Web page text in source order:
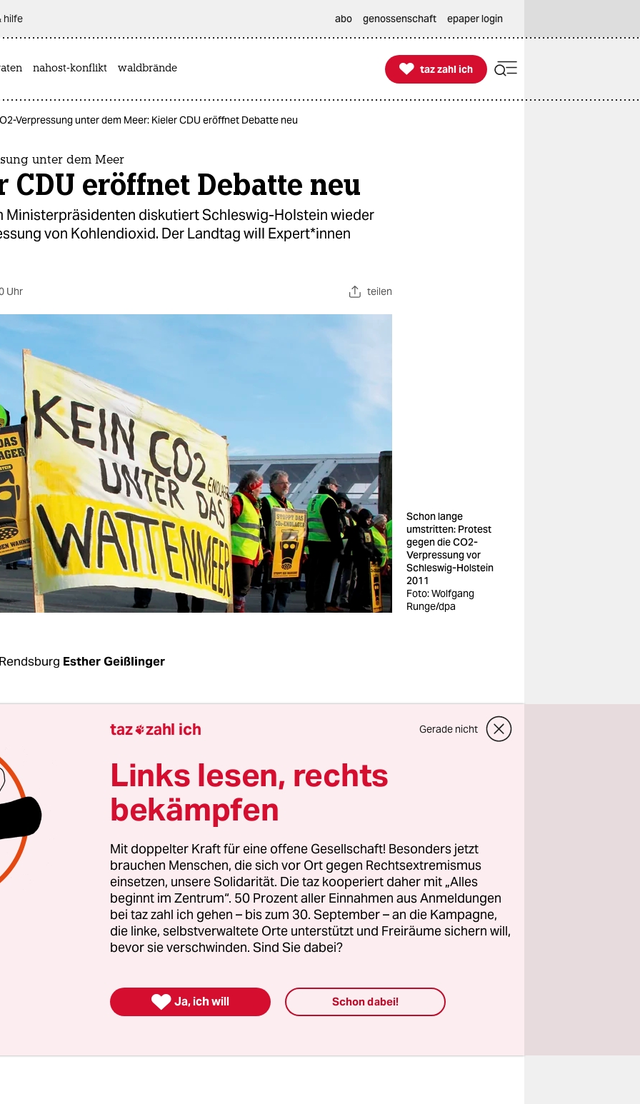
hilfe abo genossenschaft epaper login
nahost-konflikt waldbrände 
taz zahl ich
taz zahl ich
Verpressung unter dem Meer: Kieler CDU eröffnet Debatte neu
unter dem Meer
CDU eröffnet Debatte neu
Ministerpräsidenten diskutiert Schleswig-Holstein wieder
von Kohlendioxid. Der Landtag will Ex­per­t*in­nen
Uhr teilen
Schon lange
umstritten: Protest
gegen die CO2-
Verpressung vor
Schleswig-Holstein
2011
Foto: Wolfgang
Runge/dpa
Esther Geißlinger
Atmosphäre, rein in den Meeresgrund: Lässt sich das
CCS-Verfahren retten, bei dem Kohlendioxid in den
wird? In Schleswig-Holstein ist die Debatte darüber
dabei hatte sich der Landtag noch im vergangenen
dagegen ausgesprochen. Nun beschloss das
Expert*innen-Anhörung, die ein erster Schritt zur
dürfte. Die CDU treibt das Thema voran, die
Grünen trugen den Antrag mit – trotz Bedenken.
sind Ihnen anzusehen“, sagte Oppositionsführer
Müller (SPD) im Landtag zu Lasse Petersdotter. Der
der Grünen, die mit der CDU regieren, hatte sich noch
taz zahl ich Gerade nicht
Links lesen, rechts
bekämpfen
Mit doppelter Kraft für eine offene Gesellschaft! Besonders jetzt
brauchen Menschen, die sich vor Ort gegen Rechtsextremismus
einsetzen, unsere Solidarität. Die taz kooperiert daher mit „Alles
beginnt im Zentrum“. 50 Prozent aller Einnahmen aus Anmeldungen
bei taz zahl ich gehen – bis zum 30. September – an die Kampagne,
die linke, selbstverwaltete Orte unterstützt und Freiräume sichern will,
bevor sie verschwinden. Sind Sie dabei?
 Ja, ich will Schon dabei!